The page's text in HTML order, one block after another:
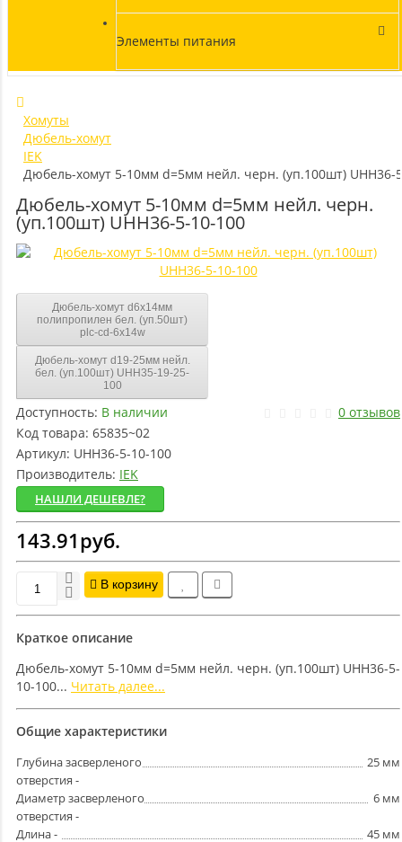
Элементы питания
Хомуты
Дюбель-хомут
IEK
Дюбель-хомут 5-10мм d=5мм нейл. черн. (уп.100шт) UHH36-
Дюбель-хомут 5-10мм d=5мм нейл. черн.
(уп.100шт) UHH36-5-10-100
Дюбель-хомут d6х14мм
полипропилен бел. (уп.50шт)
plc-cd-6x14w
Дюбель-хомут d19-25мм нейл.
бел. (уп.100шт) UHH35-19-25-
100
Доступность: В наличии
0 отзывов
Код товара: 65835~02
Артикул: UHH36-5-10-100
Производитель: IEK
НАШЛИ ДЕШЕВЛЕ?
143.91руб.
В корзину
Краткое описание
Дюбель-хомут 5-10мм d=5мм нейл. черн. (уп.100шт) UHH36-5-
10-100... Читать далее...
Общие характеристики
Глубина засверленого
отверстия -
25 мм
Диаметр засверленого
отверстия -
6 мм
Длина - 45 мм